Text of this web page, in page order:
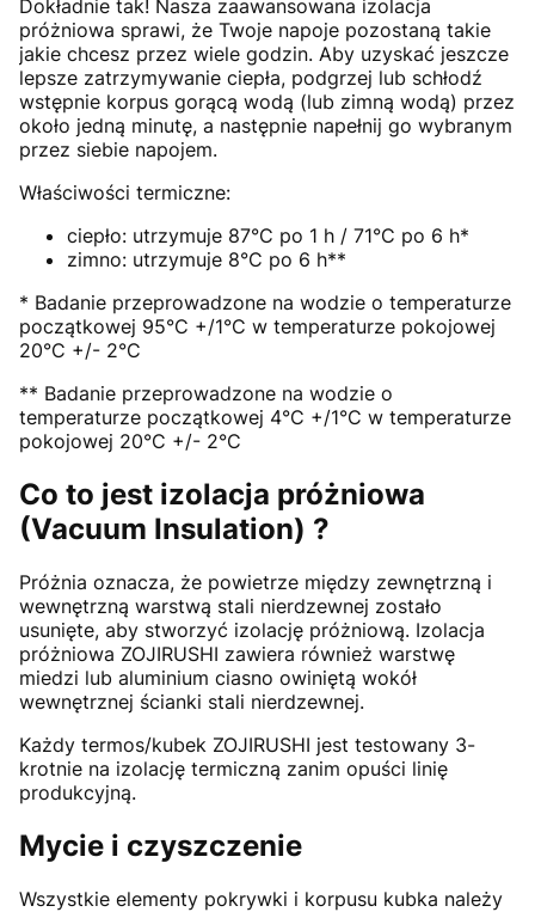
Dokładnie tak! Nasza zaawansowana izolacja
próżniowa sprawi, że Twoje napoje pozostaną takie
jakie chcesz przez wiele godzin. Aby uzyskać jeszcze
lepsze zatrzymywanie ciepła, podgrzej lub schłodź
wstępnie korpus gorącą wodą (lub zimną wodą) przez
około jedną minutę, a następnie napełnij go wybranym
przez siebie napojem.
Właściwości termiczne:
ciepło: utrzymuje 87°C po 1 h / 71°C po 6 h*
zimno: utrzymuje 8°C po 6 h**
* Badanie przeprowadzone na wodzie o temperaturze
początkowej 95°C +/1°C w temperaturze pokojowej
20°C +/- 2°C
** Badanie przeprowadzone na wodzie o
temperaturze początkowej 4°C +/1°C w temperaturze
pokojowej 20°C +/- 2°C
Co to jest izolacja próżniowa
(Vacuum Insulation) ?
Próżnia oznacza, że powietrze między zewnętrzną i
wewnętrzną warstwą stali nierdzewnej zostało
usunięte, aby stworzyć izolację próżniową. Izolacja
próżniowa ZOJIRUSHI zawiera również warstwę
miedzi lub aluminium ciasno owiniętą wokół
wewnętrznej ścianki stali nierdzewnej.
Każdy termos/kubek ZOJIRUSHI jest testowany 3-
krotnie na izolację termiczną zanim opuści linię
produkcyjną.
Mycie i czyszczenie
Wszystkie elementy pokrywki i korpusu kubka należy